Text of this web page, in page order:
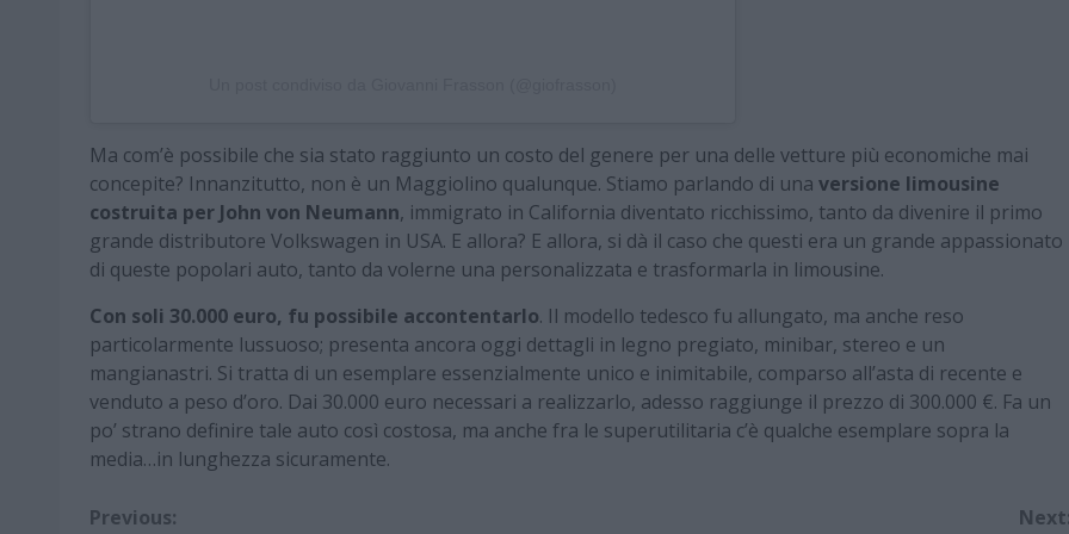
Ma com’è possibile che sia stato raggiunto un costo del genere per una delle vetture più economiche mai
concepite? Innanzitutto, non è un Maggiolino qualunque. Stiamo parlando di una versione limousine
costruita per John von Neumann, immigrato in California diventato ricchissimo, tanto da divenire il primo
grande distributore Volkswagen in USA. E allora? E allora, si dà il caso che questi era un grande appassionato
di queste popolari auto, tanto da volerne una personalizzata e trasformarla in limousine.
Con soli 30.000 euro, fu possibile accontentarlo. Il modello tedesco fu allungato, ma anche reso
particolarmente lussuoso; presenta ancora oggi dettagli in legno pregiato, minibar, stereo e un
mangianastri. Si tratta di un esemplare essenzialmente unico e inimitabile, comparso all’asta di recente e
venduto a peso d’oro. Dai 30.000 euro necessari a realizzarlo, adesso raggiunge il prezzo di 300.000 €. Fa un
po’ strano definire tale auto così costosa, ma anche fra le superutilitaria c’è qualche esemplare sopra la
media…in lunghezza sicuramente.
Continue
Previous: